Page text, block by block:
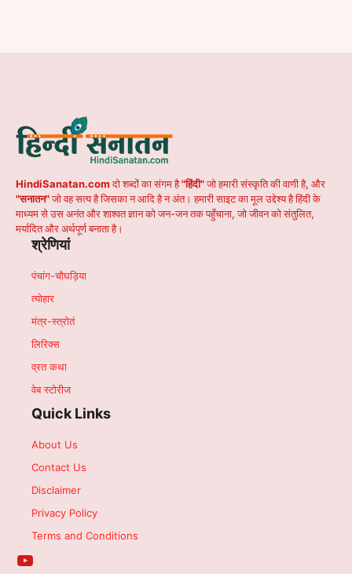
HindiSanatan.comदो शब्दों का संगम है"हिंदी"जो हमारी संस्कृति की वाणी है, और
"सनातन"जो वह सत्य है जिसका न आदि है न अंत। हमारी साइट का मूल उद्देश्य है हिंदी के
माध्यम से उस अनंत और शाश्वत ज्ञान को जन-जन तक पहुँचाना, जो जीवन को संतुलित,
मर्यादित और अर्थपूर्ण बनाता है।
श्रेणियां
पंचांग-चौघड़िया
त्योहार
मंत्र-स्त्रोतं
लिरिक्स
व्रत कथा
वेब स्टोरीज
Quick Links
About Us
Contact Us
Disclaimer
Privacy Policy
Terms and Conditions
YouTube